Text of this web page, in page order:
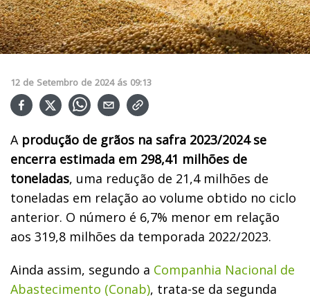
12 de Setembro de 2024 ás 09:13
A produção de grãos na safra 2023/2024 se
encerra estimada em 298,41 milhões de
toneladas, uma redução de 21,4 milhões de
toneladas em relação ao volume obtido no ciclo
anterior. O número é 6,7% menor em relação
aos 319,8 milhões da temporada 2022/2023.
Ainda assim, segundo a Companhia Nacional de
Abastecimento (Conab), trata-se da segunda